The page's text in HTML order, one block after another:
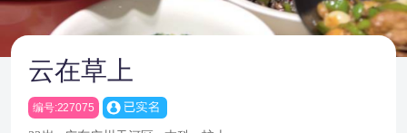
云在草上
编号:227075